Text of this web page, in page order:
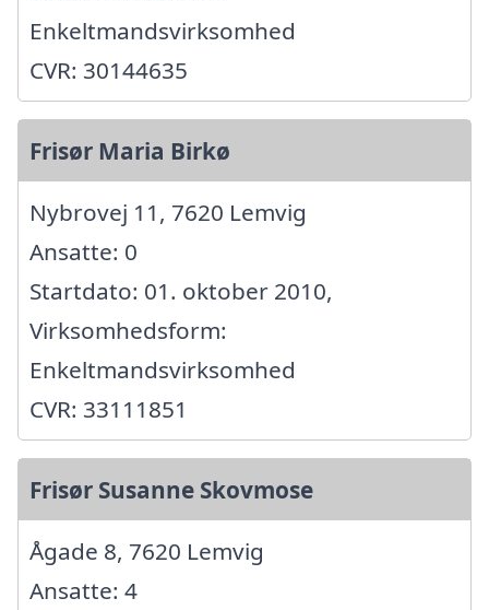
Enkeltmandsvirksomhed
CVR: 30144635
Frisør Maria Birkø
Nybrovej 11, 7620 Lemvig
Ansatte: 0
Startdato: 01. oktober 2010,
Virksomhedsform:
Enkeltmandsvirksomhed
CVR: 33111851
Frisør Susanne Skovmose
Ågade 8, 7620 Lemvig
Ansatte: 4